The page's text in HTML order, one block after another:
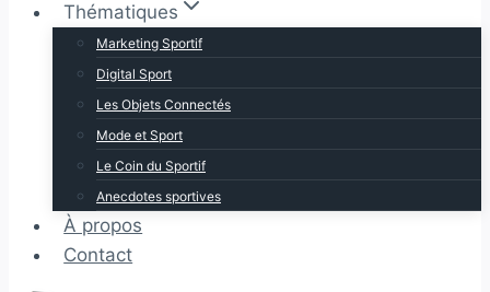
Thématiques
Marketing Sportif
Digital Sport
Les Objets Connectés
Mode et Sport
Le Coin du Sportif
Anecdotes sportives
À propos
Contact